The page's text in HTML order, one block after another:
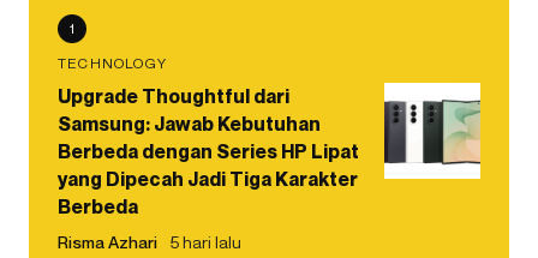
1
TECHNOLOGY
Upgrade Thoughtful dari
Samsung: Jawab Kebutuhan
Berbeda dengan Series HP Lipat
yang Dipecah Jadi Tiga Karakter
Berbeda
Risma Azhari 5 hari lalu